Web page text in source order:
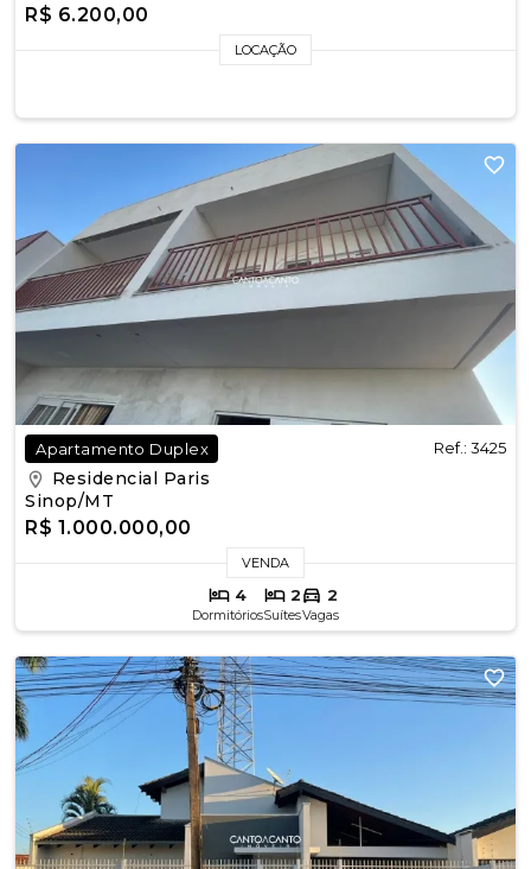
R$ 6.200,00
LOCAÇÃO
Apartamento Duplex Ref.: 3425
Residencial Paris
Sinop/MT
R$ 1.000.000,00
VENDA
4
Dormitórios
2
Suítes
2
Vagas